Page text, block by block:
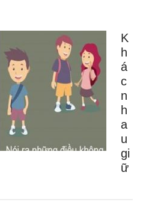
K
h
á
c
n
h
a
u
gi
ữ